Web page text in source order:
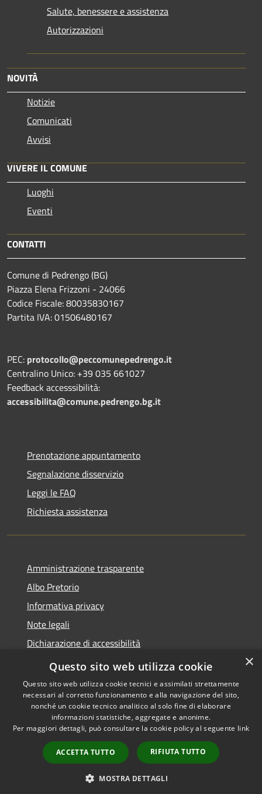
Salute, benessere e assistenza
Autorizzazioni
NOVITÀ
Notizie
Comunicati
Avvisi
VIVERE IL COMUNE
Luoghi
Eventi
CONTATTI
Comune di Pedrengo (BG)
Piazza Elena Frizzoni - 24066
Codice Fiscale: 80035830167
Partita IVA: 01506480167
PEC: protocollo@peccomunepedrengo.it
Centralino Unico: +39 035 661027
Feedback accesssibilità:
accessibilita@comune.pedrengo.bg.it
Prenotazione appuntamento
Segnalazione disservizio
Leggi le FAQ
Richiesta assistenza
Amministrazione trasparente
Albo Pretorio
Informativa privacy
Note legali
Dichiarazione di accessibilità
Area riservata dipendenti
Accessibilità
Copyright © 2026 • Comune di
Pedrengo • Powered by
Municipium•
Accesso
redazione
×
Questo sito web utilizza cookie
Questo sito web utilizza cookie tecnici e assimilati strettamente
necessari al corretto funzionamento e alla navigazione del sito,
nonché un cookie tecnico analitico al solo fine di elaborare
informazioni statistiche, aggregate e anonime.
Per maggiori dettagli, può consultare la cookie policy al seguente link
ACCETTA TUTTO RIFIUTA TUTTO
MOSTRA DETTAGLI